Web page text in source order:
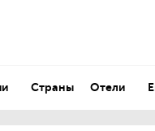
Страны Отели